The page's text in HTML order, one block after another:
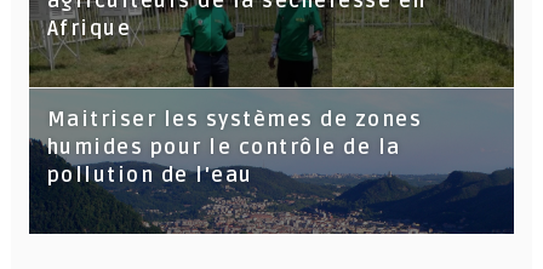
Afrique
Maitriser les systèmes de zones
humides pour le contrôle de la
pollution de l'eau